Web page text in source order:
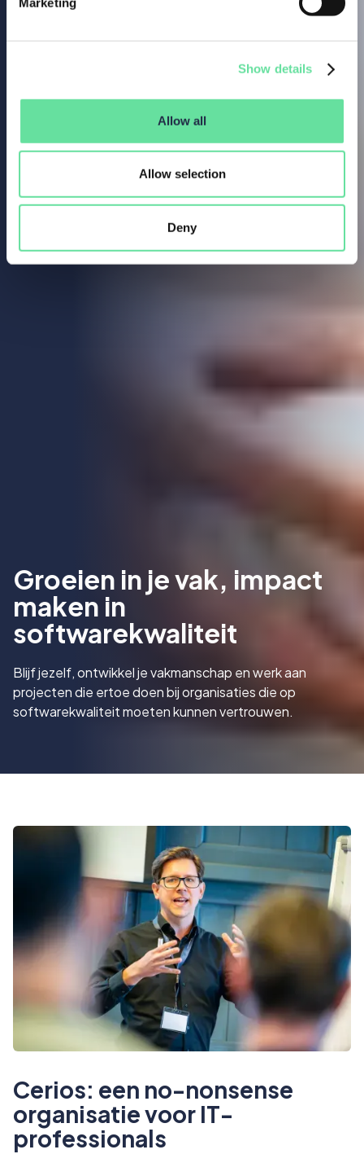
Show details
Allow all
Allow selection
Deny
Groeien in je vak, impact
maken in
softwarekwaliteit
Blijf jezelf, ontwikkel je vakmanschap en werk aan
projecten die ertoe doen bij organisaties die op
softwarekwaliteit moeten kunnen vertrouwen.
Cerios: een no-nonsense
organisatie voor IT-
professionals